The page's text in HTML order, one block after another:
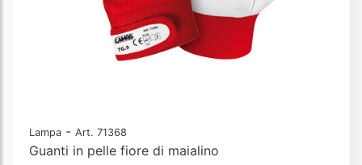
Lampa - Art. 71368
Guanti in pelle fiore di maialino